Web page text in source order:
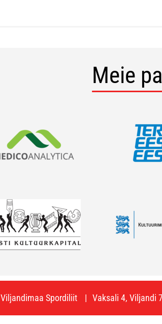
Meie
Viljandimaa Spordiliit Vaksali 4, Viljandi